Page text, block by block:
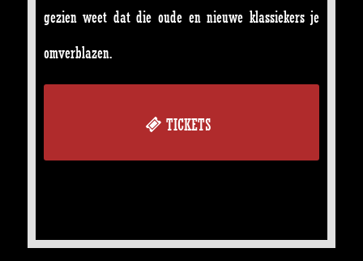
gezien weet dat die oude en nieuwe klassiekers je
omverblazen.
TICKETS